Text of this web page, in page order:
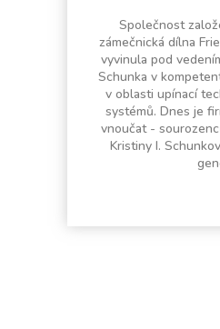
Společnost
zámečnická dílna
vyvinula pod
Schunka v
v oblasti upínací
systémů. Dnes je
vnoučat -
Kristiny I.